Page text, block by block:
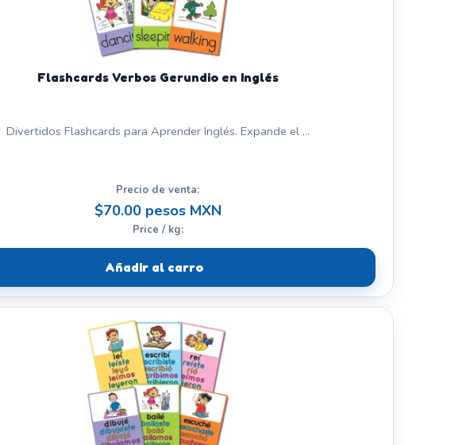
Flashcards Verbos Gerundio en Inglés
Divertidos Flashcards para Aprender Inglés. Expande el ...
Precio de venta:
$70.00 pesos MXN
Price / kg:
Añadir al carro